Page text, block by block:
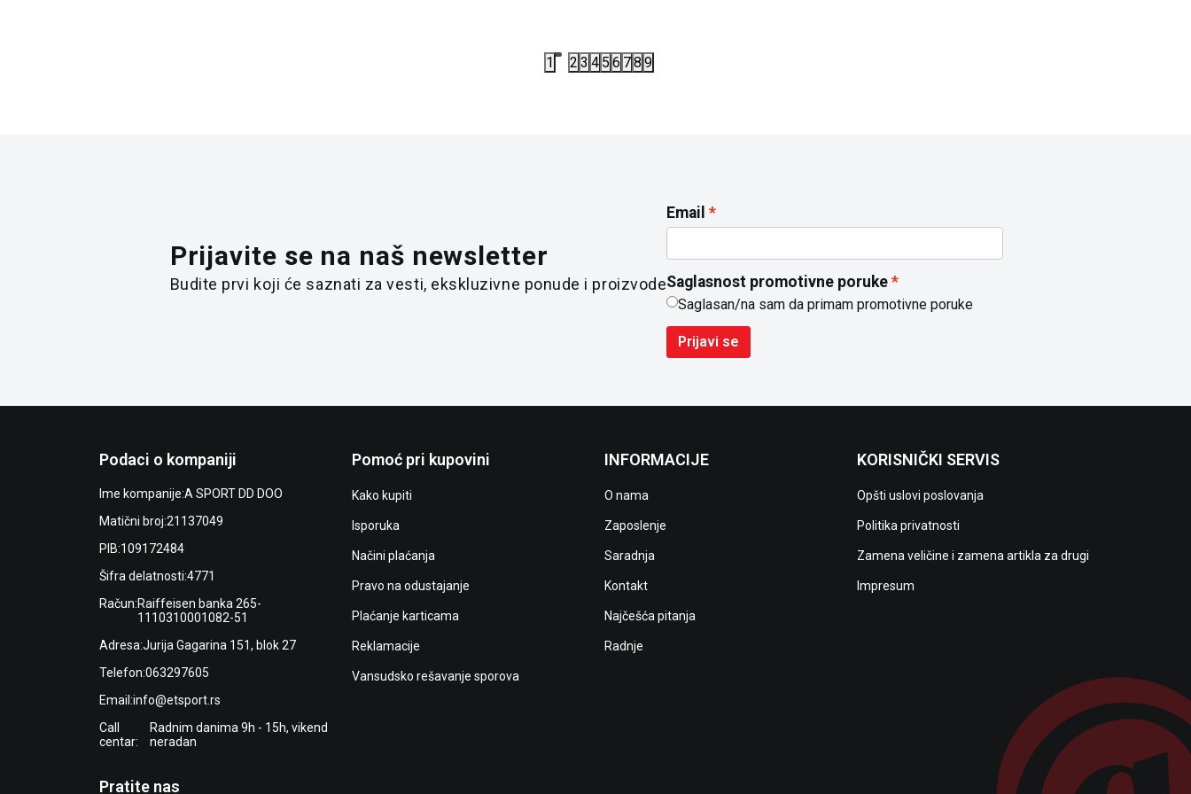
1 2 3 4 5 6 78 9
Prijavite se na naš newsletter
Budite prvi koji će saznati za vesti, ekskluzivne ponude i proizvode
Email
Saglasnost promotivne poruke
Saglasan/na sam da primam promotivne poruke
Prijavi se
Podaci o kompaniji
Ime kompanije:A SPORT DD DOO
Matični broj:21137049
PIB:109172484
Šifra delatnosti:4771
Račun:Raiffeisen banka 265-
1110310001082-51
Adresa:Jurija Gagarina 151, blok 27
Telefon:063297605
Email:info@etsport.rs
Call
centar:
Radnim danima 9h - 15h, vikend
neradan
Pomoć pri kupovini
Kako kupiti
Isporuka
Načini plaćanja
Pravo na odustajanje
Plaćanje karticama
Reklamacije
Vansudsko rešavanje sporova
INFORMACIJE
O nama
Zaposlenje
Saradnja
Kontakt
Najčešća pitanja
Radnje
KORISNIČKI SERVIS
Opšti uslovi poslovanja
Politika privatnosti
Zamena veličine i zamena artikla za drugi
Impresum
Pratite nas